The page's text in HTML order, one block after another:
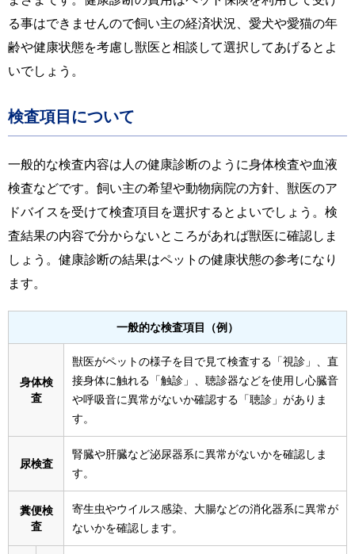
る事はできませんので飼い主の経済状況、愛犬や愛猫の年
齢や健康状態を考慮し獣医と相談して選択してあげるとよ
いでしょう。
検査項目について
一般的な検査内容は人の健康診断のように身体検査や血液
検査などです。飼い主の希望や動物病院の方針、獣医のア
ドバイスを受けて検査項目を選択するとよいでしょう。検
査結果の内容で分からないところがあれば獣医に確認しま
しょう。健康診断の結果はペットの健康状態の参考になり
ます。
一般的な検査項目（例）
身体検
査
獣医がペットの様子を目で見て検査する「視診」、直
接身体に触れる「触診」、聴診器などを使用し心臓音
や呼吸音に異常がないか確認する「聴診」がありま
す。
尿検査
腎臓や肝臓など泌尿器系に異常がないかを確認しま
す。
糞便検
査
寄生虫やウイルス感染、大腸などの消化器系に異常が
ないかを確認します。